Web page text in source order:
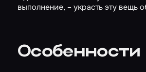
выполнение, – украсть эту вещь
Особенности